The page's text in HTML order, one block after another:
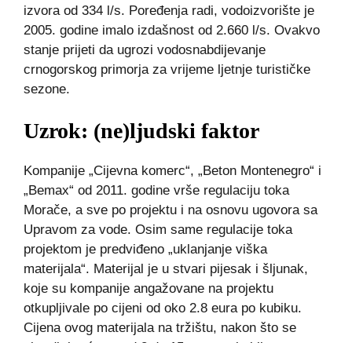
izvora od 334 l/s. Poređenja radi, vodoizvorište je
2005. godine imalo izdašnost od 2.660 l/s. Ovakvo
stanje prijeti da ugrozi vodosnabdijevanje
crnogorskog primorja za vrijeme ljetnje turističke
sezone.
Uzrok: (ne)ljudski faktor
Kompanije „Cijevna komerc“, „Beton Montenegro“ i
„Bemax“ od 2011. godine vrše regulaciju toka
Morače, a sve po projektu i na osnovu ugovora sa
Upravom za vode. Osim same regulacije toka
projektom je predviđeno „uklanjanje viška
materijala“. Materijal je u stvari pijesak i šljunak,
koje su kompanije angažovane na projektu
otkupljivale po cijeni od oko 2.8 eura po kubiku.
Cijena ovog materijala na tržištu, nakon što se